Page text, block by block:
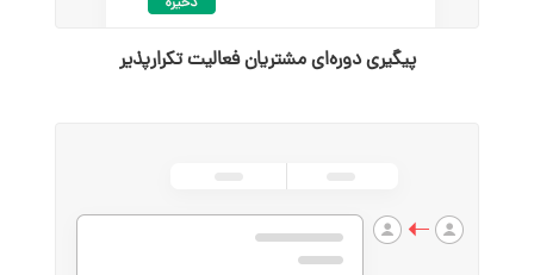
پیگیری دوره‌ای مشتریان فعالیت تکرار‌پذیر